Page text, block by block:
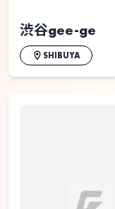
渋谷gee-ge
SHIBUYA